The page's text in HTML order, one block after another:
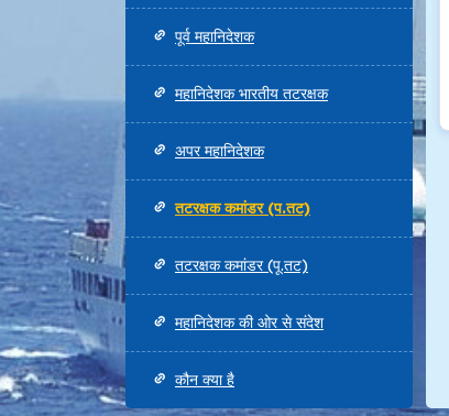
पूर्व महानिदेशक
महानिदेशक भारतीय तटरक्षक
अपर महानिदेशक
तटरक्षक कमांडर (प.तट)
तटरक्षक कमांडर (पू.तट)
महानिदेशक की ओर से संदेश
कौन क्या है